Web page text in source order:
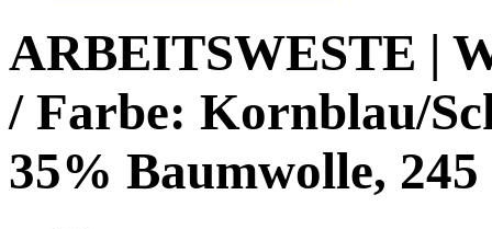
ARBEITSWESTE |
/ Farbe: Kornblau/
35% Baumwolle, 245